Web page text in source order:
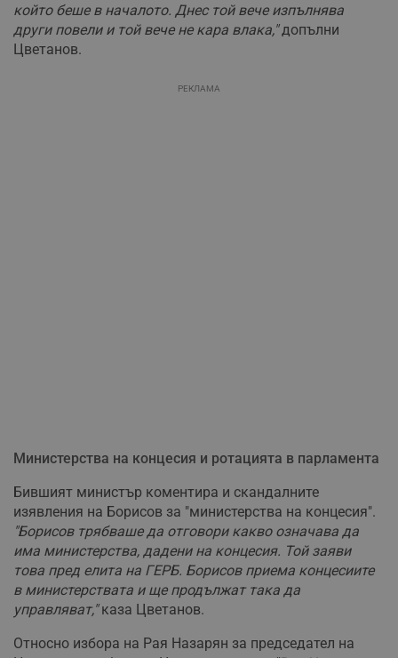
който беше в началото. Днес той вече изпълнява
други повели и той вече не кара влака,"допълни
Цветанов.
РЕКЛАМА
Министерства на концесия и ротацията в парламента
Бившият министър коментира и скандалните
изявления на Борисов за "министерства на концесия".
"Борисов трябваше да отговори какво означава да
има министерства, дадени на концесия. Той заяви
това пред елита на ГЕРБ. Борисов приема концесиите
в министерствата и ще продължат така да
управляват,"каза Цветанов.
Относно избора на Рая Назарян за председател на